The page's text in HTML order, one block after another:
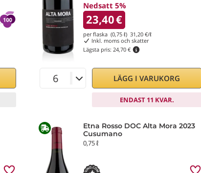
Nedsatt 5%
23,40€
per flaska (0,75 ℓ) 31,20 €/ℓ
Inkl. moms och skatter
Lägsta pris: 24,70 €
LÄGG I VARUKORG
ENDAST 11 KVAR.
Etna Rosso DOC Alta Mora 2023
Cusumano
0,75 ℓ